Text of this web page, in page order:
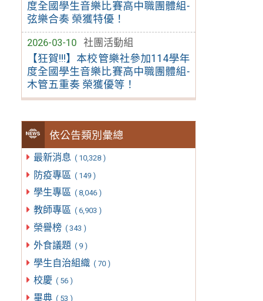
度全國學生音樂比賽高中職團體組-
弦樂合奏 榮獲特優！
2026-03-10
社團活動組
【狂賀!!!】本校管樂社參加114學年
度全國學生音樂比賽高中職團體組-
木管五重奏 榮獲優等！
依公告類別彙總
最新消息 ( 10,328 )
防疫專區 ( 149 )
學生專區 ( 8,046 )
教師專區 ( 6,903 )
榮譽榜 ( 343 )
外食議題 ( 9 )
學生自治組織 ( 70 )
校慶 ( 56 )
畢典 ( 53 )